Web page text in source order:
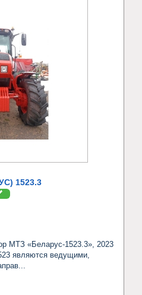
1523.3
МТЗ «Беларус-1523.3», 2023
являются ведущими,